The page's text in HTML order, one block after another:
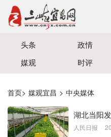
宜昌三峡融媒体中心主办
头条 政情
媒观
时评
首页> 媒观宜昌 > 中央媒体
湖北当阳
人民日报